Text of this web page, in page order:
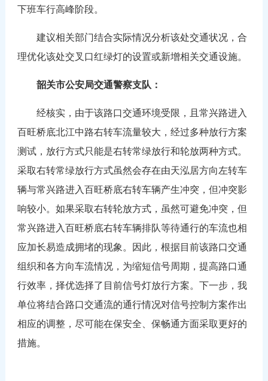
下班车行高峰阶段。
建议相关部门结合实际情况分析该处交通状况，合
理优化该处交叉口红绿灯的设置或新增相关交通设施。
韶关市公安局交通警察支队：
经核实，由于该路口交通环境受限，且常兴路进入
百旺桥底北江中路右转车流量较大，经过多种放行方案
测试，放行方式只能是右转常绿放行和轮放两种方式。
采取右转常绿放行方式虽然会存在由天泓居方向左转车
辆与常兴路进入百旺桥底右转车辆产生冲突，但冲突影
响较小。如果采取右转轮放方式，虽然可避免冲突，但
常兴路进入百旺桥底右转车辆排队等待通行的车流也相
应加长易造成拥堵的现象。因此，根据目前该路口交通
组织和各方向车流情况，为缩短信号周期，提高路口通
行效率，择优选择了目前信号灯放行方案。下一步，我
单位将结合路口交通流的通行情况对信号控制方案作出
相应的调整，尽可能在保安全、保畅通方面采取更好的
措施。